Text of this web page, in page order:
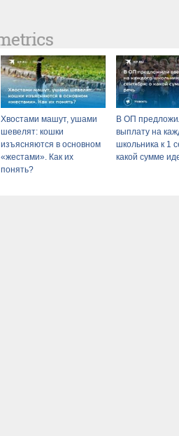
Хвостами машут, ушами
шевелят: кошки
изъясняются в основном
«жестами». Как их
понять?
В ОП
выплату на
школьника к 1
какой сумме